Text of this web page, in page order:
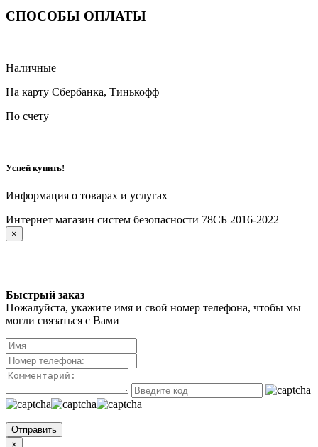
СПОСОБЫ ОПЛАТЫ
Наличные
На карту Сбербанка, Тинькофф
По счету
Успей купить!
Информация о товарах и услугах
Интернет магазин систем безопасности 78СБ 2016-2022
×
Быстрый заказ
Пожалуйста, укажите имя и свой номер телефона, чтобы мы
могли связаться с Вами
Отправить
×